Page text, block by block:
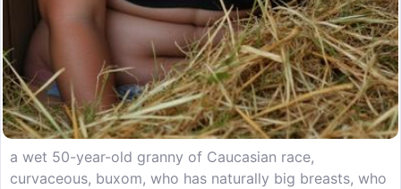
a wet 50-year-old granny of Caucasian race,
curvaceous, buxom, who has naturally big breasts, who